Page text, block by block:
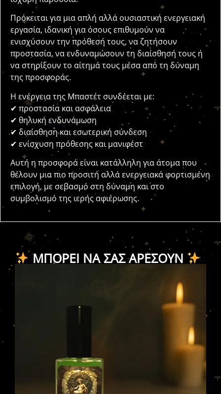
Πρόκειται για μια απλή αλλά ουσιαστική ενεργειακή
εργασία, ιδανική για όσους επιθυμούν να
ενισχύσουν την πρόθεσή τους, να ζητήσουν
προστασία, να ενδυναμώσουν τη διαίσθησή τους ή
να στηρίξουν το αίτημά τους μέσα από τη δύναμη
της προσφοράς.
Η ενέργεια της Μπαστέτ συνδέεται με:
✔ προστασία και ασφάλεια
✔ θηλυκή ενδυνάμωση
✔ διαίσθηση και εσωτερική σύνδεση
✔ ενίσχυση πρόθεσης και μανιφέστ
Αυτή η προσφορά είναι κατάλληλη για άτομα που
θέλουν μια πιο προσιτή αλλά ενεργειακά φορτισμένη
επιλογή, με σεβασμό στη δύναμη και στο
συμβολισμό της ιερής αφιέρωσης.
ΜΠΟΡΕΊ ΝΑ ΣΑΣ ΑΡΈΣΟΥΝ